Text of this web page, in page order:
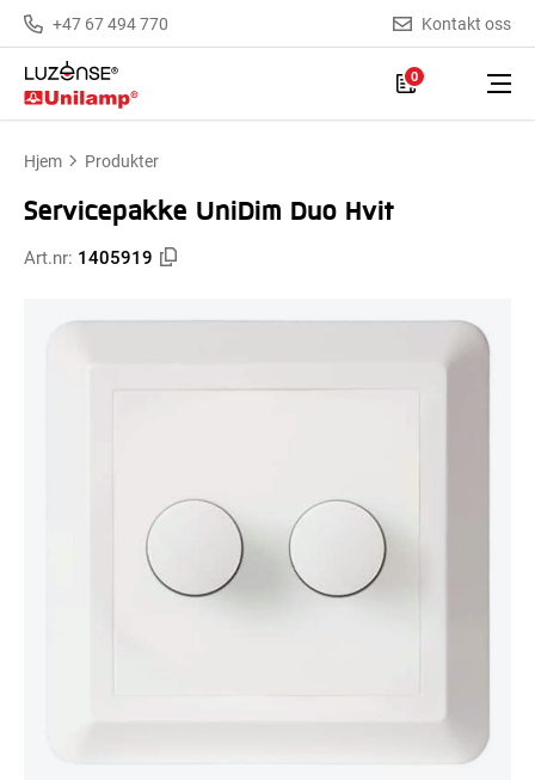
+47 67 494 770 Kontakt oss
0
Hjem Produkter
Servicepakke UniDim Duo Hvit
Art.nr: 1405919